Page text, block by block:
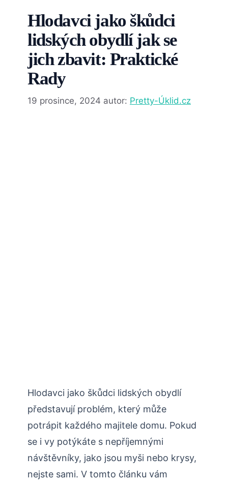
Hlodavci jako škůdci
lidských obydlí jak se
jich zbavit: Praktické
Rady
19 prosince, 2024 autor: Pretty-Úklid.cz
Hlodavci jako škůdci lidských ⁢obydlí
představují problém, který může‍
potrápit každého majitele domu. Pokud
se i vy potýkáte s nepříjemnými
návštěvníky, jako jsou myši nebo krysy, ​
nejste sami. V⁤ tomto článku vám